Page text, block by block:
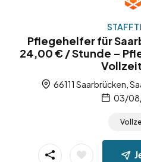
Pflegehelfer für
24,00 € / Stunde –
66111 Saarbrücken,
03/